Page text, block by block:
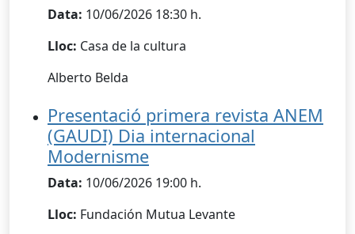
Data: 10/06/2026 18:30 h.
Lloc: Casa de la cultura
Alberto Belda
Presentació primera revista ANEM
(GAUDI) Dia internacional
Modernisme
Data: 10/06/2026 19:00 h.
Lloc: Fundación Mutua Levante